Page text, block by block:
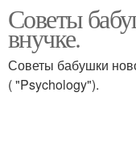
Письмо от
Советы
внучке.
Советы бабушки
( "Psychology").